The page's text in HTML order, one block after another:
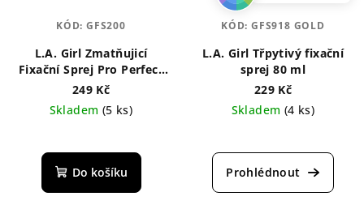
L.A. Girl Zmatňujicí
Fixační Sprej Pro Perfect
Long-Wear 105 ml
249 Kč
Skladem (5 ks)
hodnocení
produktu
Do košíku
KÓD:GFS200
L.A. Girl Třpytivý fixační
sprej 80 ml
229 Kč
Skladem (4 ks)
hodnocení
produktu
KÓD:GFS918 GOLD